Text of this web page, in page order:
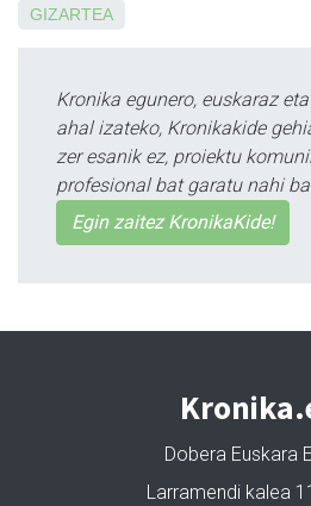
GIZARTEA
Kronika egunero, euskaraz
ahal izateko, Kronikakide
zer esanik ez, proiektu
profesional bat garatu nahi
Egin zaitez KronikaKide!
Dobera Euskara
Larramendi kalea